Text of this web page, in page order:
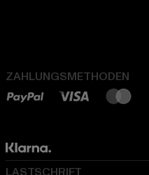
ZAHLUNGSMETHODEN